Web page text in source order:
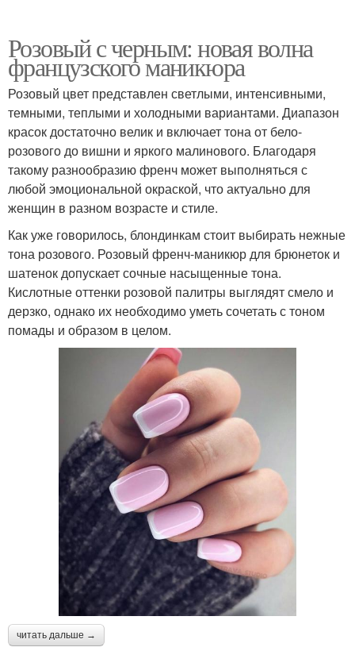
Розовый с черным: новая волна
французского маникюра
Розовый цвет представлен светлыми, интенсивными,
темными, теплыми и холодными вариантами. Диапазон
красок достаточно велик и включает тона от бело-
розового до вишни и яркого малинового. Благодаря
такому разнообразию френч может выполняться с
любой эмоциональной окраской, что актуально для
женщин в разном возрасте и стиле.
Как уже говорилось, блондинкам стоит выбирать нежные
тона розового. Розовый френч-маникюр для брюнеток и
шатенок допускает сочные насыщенные тона.
Кислотные оттенки розовой палитры выглядят смело и
дерзко, однако их необходимо уметь сочетать с тоном
помады и образом в целом.
читать дальше →